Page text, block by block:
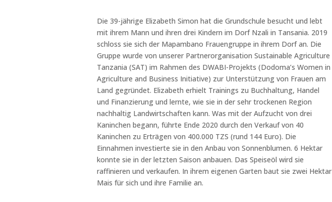
Die 39-jährige Elizabeth Simon hat die Grundschule besucht und lebt
mit ihrem Mann und ihren drei Kindern im Dorf Nzali in Tansania. 2019
schloss sie sich der Mapambano Frauengruppe in ihrem Dorf an. Die
Gruppe wurde von unserer Partnerorganisation Sustainable Agriculture
Tanzania (SAT) im Rahmen des DWABI-Projekts (Dodoma’s Women in
Agriculture and Business Initiative) zur Unterstützung von Frauen am
Land gegründet. Elizabeth erhielt Trainings zu Buchhaltung, Handel
und Finanzierung und lernte, wie sie in der sehr trockenen Region
nachhaltig Landwirtschaften kann. Was mit der Aufzucht von drei
Kaninchen begann, führte Ende 2020 durch den Verkauf von 40
Kaninchen zu Erträgen von 400.000 TZS (rund 144 Euro). Die
Einnahmen investierte sie in den Anbau von Sonnenblumen. 6 Hektar
konnte sie in der letzten Saison anbauen. Das Speiseöl wird sie
raffinieren und verkaufen. In ihrem eigenen Garten baut sie zwei Hektar
Mais für sich und ihre Familie an.